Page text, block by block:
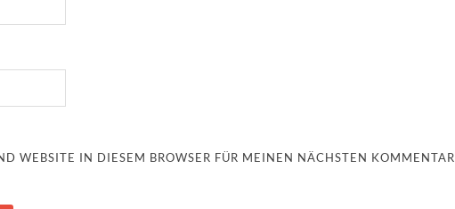
WEBSITE IN DIESEM BROWSER FÜR MEINEN NÄCHSTEN KOMMENTAR